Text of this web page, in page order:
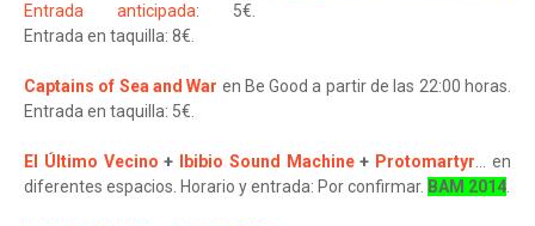
Entrada anticipada: 5€.
Entrada en taquilla: 8€.
Captains of Sea and War en Be Good a partir de las 22:00 horas.
Entrada en taquilla: 5€.
El Último Vecino + Ibibio Sound Machine+ Protomartyr... en
diferentes espacios. Horario y entrada: Por confirmar. BAM 2014.